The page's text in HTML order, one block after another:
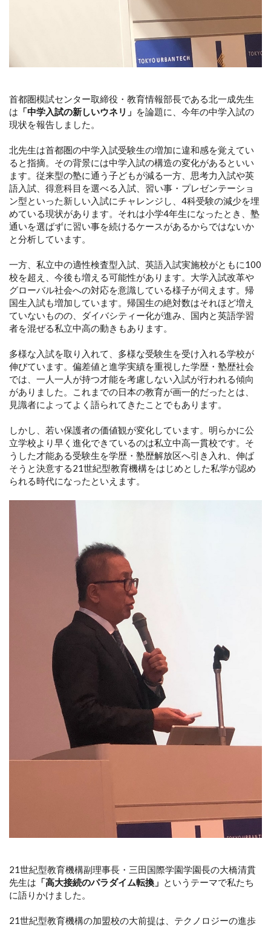
首都圏模試センター取締役・教育情報部長である北一成先生
は 「中学入試の新しいウネリ」 を論題に、今年の中学入試の
現状を報告しました。
北先生は首都圏の中学入試受験生の増加に違和感を覚えてい
ると指摘。その背景には中学入試の構造の変化があるといい
ます。従来型の塾に通う子どもが減る一方、思考力入試や英
語入試、得意科目を選べる入試、習い事・プレゼンテーショ
ン型といった新しい入試にチャレンジし、4科受験の減少を埋
めている現状があります。それは小学4年生になったとき、塾
通いを選ばずに習い事を続けるケースがあるからではないか
と分析しています。
一方、私立中の適性検査型入試、英語入試実施校がともに100
校を超え、今後も増える可能性があります。大学入試改革や
グローバル社会への対応を意識している様子が伺えます。帰
国生入試も増加しています。帰国生の絶対数はそれほど増え
ていないものの、ダイバシティー化が進み、国内と英語学習
者を混ぜる私立中高の動きもあります。
多様な入試を取り入れて、多様な受験生を受け入れる学校が
伸びています。偏差値と進学実績を重視した学歴・塾歴社会
では、一人一人が持つ才能を考慮しない入試が行われる傾向
がありました。これまでの日本の教育が画一的だったとは、
見識者によってよく語られてきたことでもあります。
しかし、若い保護者の価値観が変化しています。明らかに公
立学校より早く進化できているのは私立中高一貫校です。そ
うした才能ある受験生を学歴・塾歴解放区へ引き入れ、伸ば
そうと決意する21世紀型教育機構をはじめとした私学が認め
られる時代になったといえます。
21世紀型教育機構副理事長・三田国際学園学園長の大橋清貫
先生は 「高大接続のパラダイム転換」 というテーマで私たち
に語りかけました。
21世紀型教育機構の加盟校の大前提は、テクノロジーの進歩